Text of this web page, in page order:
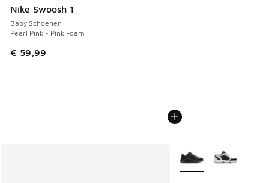
Nike Swoosh 1
Baby Schoenen
Pearl Pink - Pink Foam
€ 59,99
Meer kleuren